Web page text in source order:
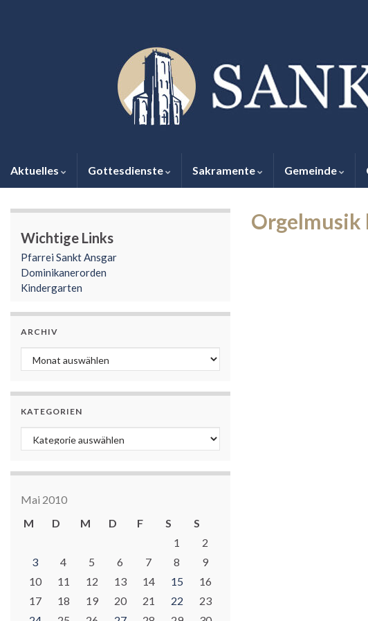
Aktuelles Gottesdienste Sakramente Gemeinde
Orgelmusik
Wichtige Links
Pfarrei Sankt Ansgar
Dominikanerorden
Kindergarten
ARCHIV
Archiv
KATEGORIEN
Kategorien
Mai 2010
M
D M D F S
S
1
2
3
4 5 6 7 8
9
10
11 12 13 14 15
16
17
18 19 20 21 22
23